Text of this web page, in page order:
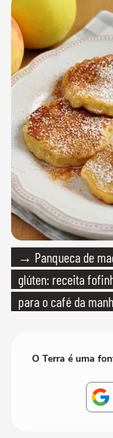
→ Panqueca de
glúten: receita
para o café da
O Terra é uma